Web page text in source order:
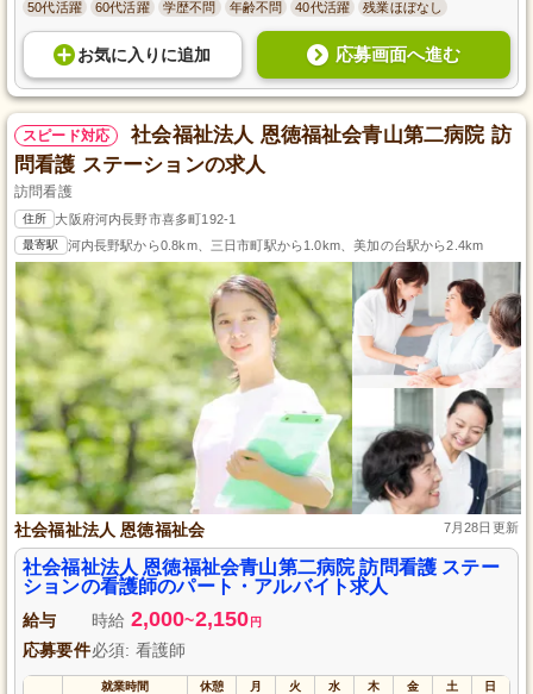
50代活躍 60代活躍 学歴不問 年齢不問 40代活躍 残業ほぼなし
お気に入り に追加 応募画面へ進む
スピード対応
社会福祉法人 恩徳福祉会青山第二病院 訪
問看護 ステーションの求人
訪問看護
住所 大阪府河内長野市喜多町192-1
最寄駅 河内長野駅から0.8km、三日市町駅から1.0km、美加の台駅から2.4km
社会福祉法人 恩徳福祉会 7月28日更新
社会福祉法人 恩徳福祉会青山第二病院 訪問看護 ステー
ションの看護師のパート・アルバイト求人
給与 時給 2,000~2,150 円
応募要件必須: 看護師
就業時間 休憩 月 火 水 木 金 土 日